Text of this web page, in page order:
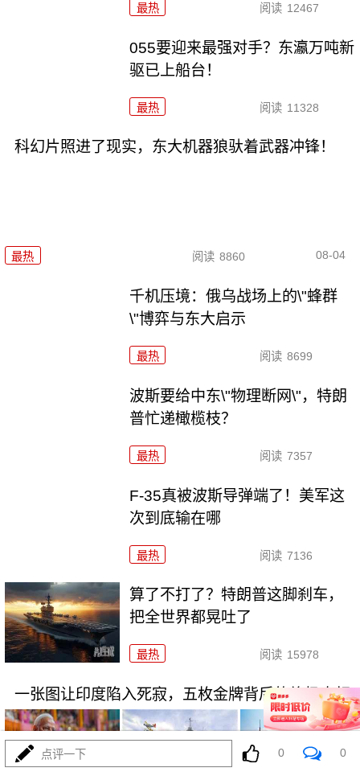
最热 阅读 12467
055要迎来最强对手？东瀛万吨新
驱已上船台！
最热 阅读 11328
科幻片照进了现实，东大机器狼驮着武器冲锋！
最热 阅读 8860 08-04
千机压境：俄乌战场上的\"蜂群
\"博弈与东大启示
最热 阅读 8699
波斯要给中东\"物理断网\"，特朗
普忙递橄榄枝？
最热 阅读 7357
F-35真被波斯导弹端了！美军这
次到底输在哪
最热 阅读 7136
算了不打了？特朗普这脚刹车，
把全世界都晃吐了
最热 阅读 15978
一张图让印度陷入死寂，五枚金牌背后的终极真相
点评一下 0 0